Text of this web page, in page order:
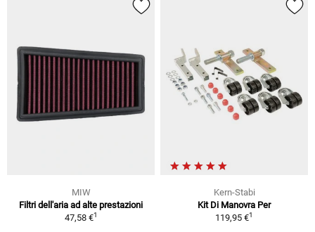
MIW
Filtri dell'aria ad alte prestazioni
47,58 €1
Kern-Stabi
Kit Di Manovra Per
119,95 €1